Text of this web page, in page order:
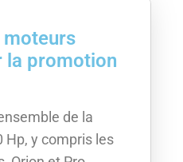
moteurs
la promotion
de la
Hp, y compris les